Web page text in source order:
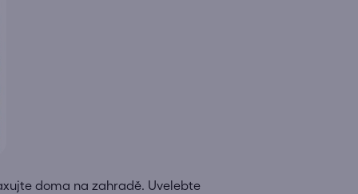
doma na zahradě. Uvelebte